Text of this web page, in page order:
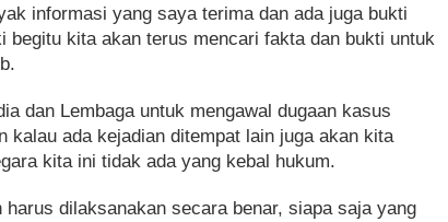
informasi yang saya terima dan ada juga bukti
begitu kita akan terus mencari fakta dan bukti untuk
dan Lembaga untuk mengawal dugaan kasus
kalau ada kejadian ditempat lain juga akan kita
kita ini tidak ada yang kebal hukum.
harus dilaksanakan secara benar, siapa saja yang